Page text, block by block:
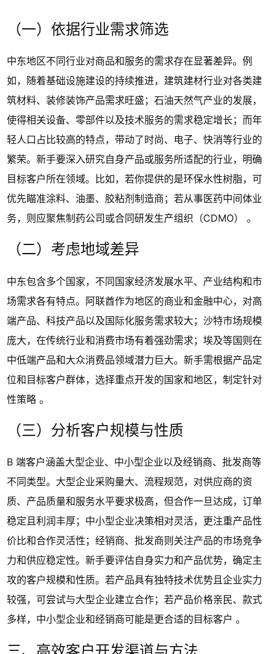
（一）依据行业需求筛选
中东地区不同行业对商品和服务的需求存在显著差异。例
如，随着基础设施建设的持续推进，建筑建材行业对各类建
筑材料、装修装饰产品需求旺盛；石油天然气产业的发展，
使得相关设备、零部件以及技术服务的需求稳定增长；而年
轻人口占比较高的特点，带动了时尚、电子、快消等行业的
繁荣。新手要深入研究自身产品或服务所适配的行业，明确
目标客户所在领域。比如，若你提供的是环保水性树脂，可
优先瞄准涂料、油墨、胶粘剂制造商；若从事医药中间体业
务，则应聚焦制药公司或合同研发生产组织（CDMO） 。
（二）考虑地域差异
中东包含多个国家，不同国家经济发展水平、产业结构和市
场需求各有特点。阿联酋作为地区的商业和金融中心，对高
端产品、科技产品以及国际化服务需求较大；沙特市场规模
庞大，在传统行业和消费市场有着强劲需求；埃及等国则在
中低端产品和大众消费品领域潜力巨大。新手需根据产品定
位和目标客户群体，选择重点开发的国家和地区，制定针对
性策略 。
（三）分析客户规模与性质
B 端客户涵盖大型企业、中小型企业以及经销商、批发商等
不同类型。大型企业采购量大、流程规范，对供应商的资
质、产品质量和服务水平要求极高，但合作一旦达成，订单
稳定且利润丰厚；中小型企业决策相对灵活，更注重产品性
价比和合作灵活性；经销商、批发商则关注产品的市场竞争
力和供应稳定性。新手要评估自身实力和产品优势，确定主
攻的客户规模和性质。若产品具有独特技术优势且企业实力
较强，可尝试与大型企业建立合作；若产品价格亲民、款式
多样，中小型企业和经销商可能是更合适的目标客户 。
三、高效客户开发渠道与方法